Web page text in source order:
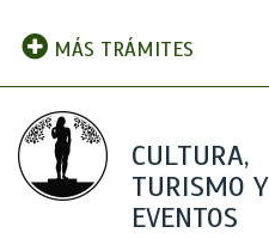
MÁS TRÁMITES
CULTURA,
TURISMO Y
EVENTOS